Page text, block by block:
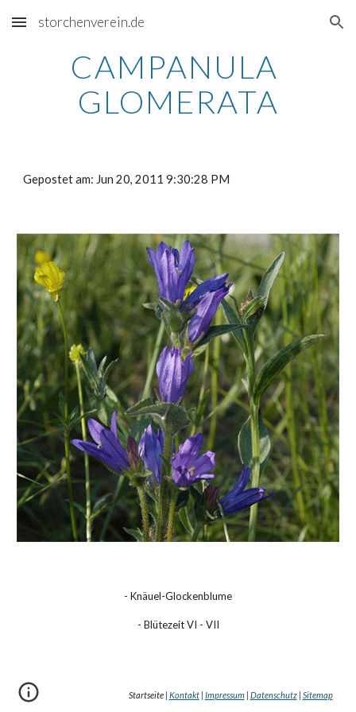
Skip to main content Skip to navigation
storchenverein.de
CAMPANULA
GLOMERATA
Gepostet am: Jun 20, 2011 9:30:28 PM
- Knäuel-Glockenblume
- Blütezeit VI - VII
Startseite | Kontakt| Impressum | Datenschutz| Sitemap